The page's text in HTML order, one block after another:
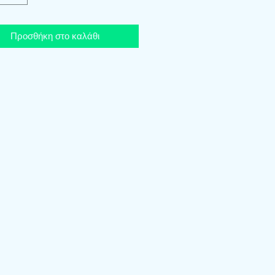
Προσθήκη στο καλάθι